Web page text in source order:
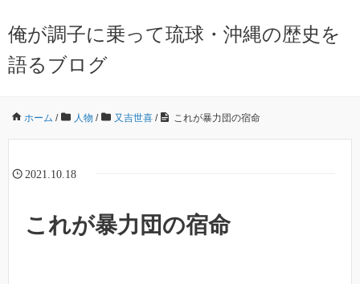
俺が調子に乗って琉球・沖縄の歴史を
語るブログ
ホーム / 人物 / 又吉世喜 / これが暴力団の宿命
2021.10.18
これが暴力団の宿命